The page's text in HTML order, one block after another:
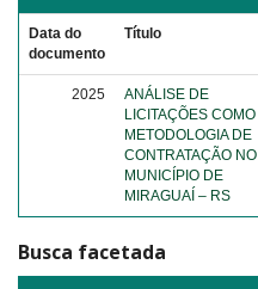
Data do
documento
Título
2025
ANÁLISE DE
LICITAÇÕES COMO
METODOLOGIA DE
CONTRATAÇÃO NO
MUNICÍPIO DE
MIRAGUAÍ – RS
Busca facetada